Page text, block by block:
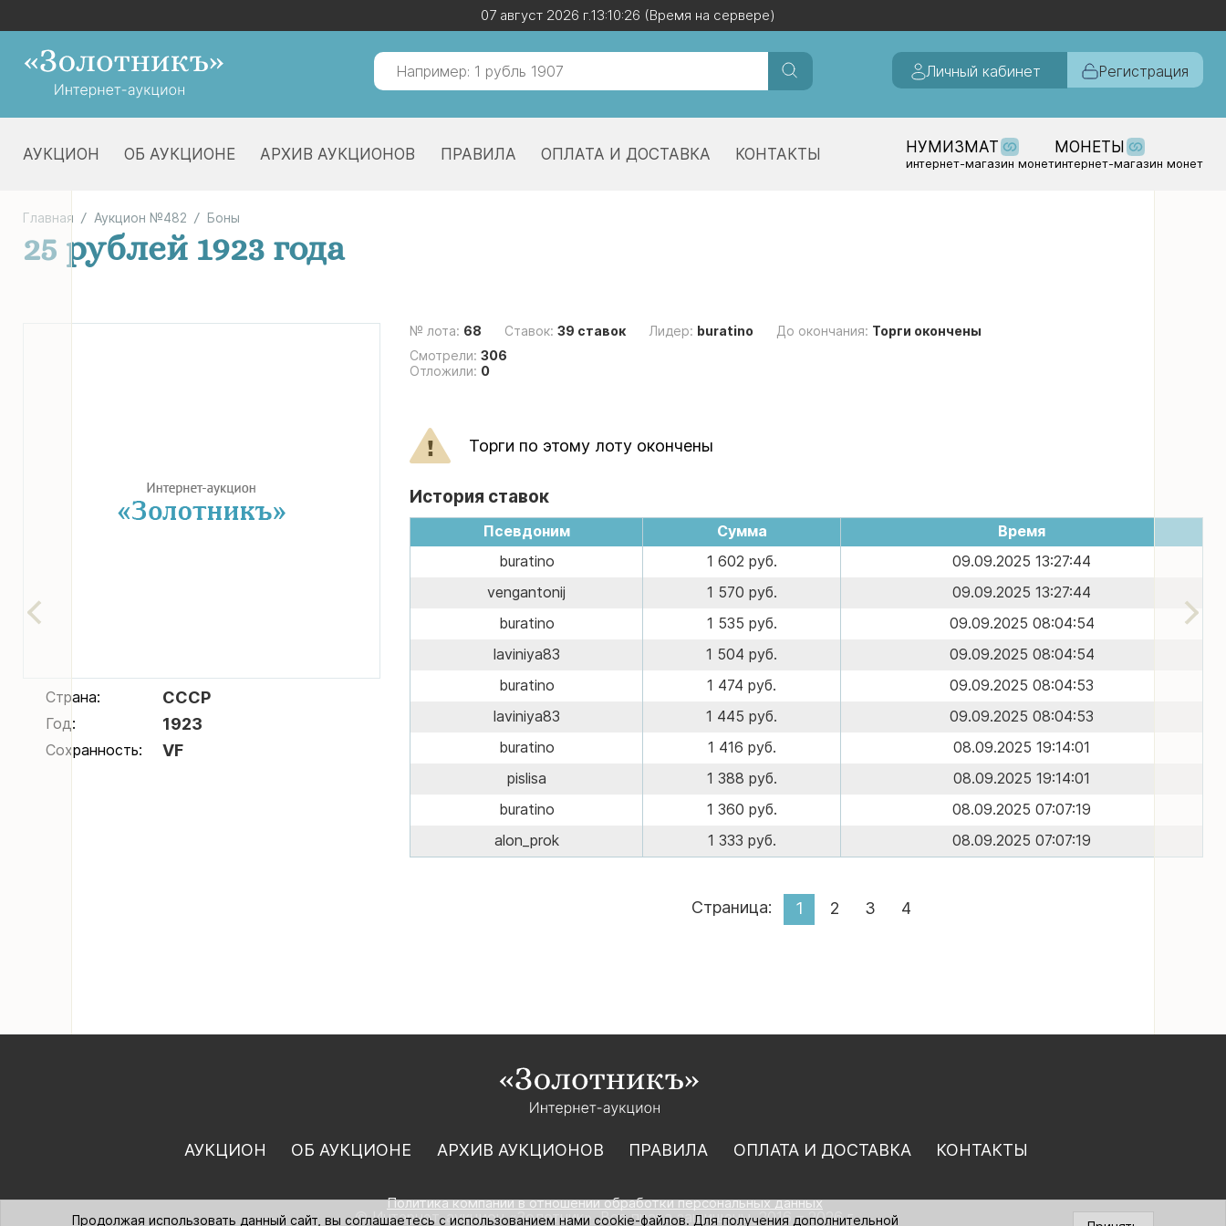
07 август 2026 г.13:10:27 (Время на сервере)
Личный кабинет Регистрация
АУКЦИОН ОБ АУКЦИОНЕ АРХИВ АУКЦИОНОВ ПРАВИЛА ОПЛАТА И ДОСТАВКА КОНТАКТЫ НУМИЗМАТ
интернет-магазин монет
МОНЕТЫ
интернет-магазин монет
07 август 2026 г.13:10:27 (Время на сервере)
Главная Аукцион №482 Боны
25 рублей 1923 года
Страна: СССР
Год: 1923
Сохранность: VF
№ лота: 68 Ставок: 39 ставок Лидер: buratino До окончания: Торги окончены
Смотрели: 306
Отложили: 0
Торги по этому лоту окончены
История ставок
Псевдоним Сумма
Время
buratino
1 602 руб.
09.09.2025 13:27:44
vengantonij
1 570 руб.
09.09.2025 13:27:44
buratino
1 535 руб.
09.09.2025 08:04:54
laviniya83
1 504 руб.
09.09.2025 08:04:54
buratino
1 474 руб.
09.09.2025 08:04:53
laviniya83
1 445 руб.
09.09.2025 08:04:53
buratino
1 416 руб.
08.09.2025 19:14:01
pislisa
1 388 руб.
08.09.2025 19:14:01
buratino
1 360 руб.
08.09.2025 07:07:19
alon_prok
1 333 руб. 08.09.2025 07:07:19
Страница: 1 2 3 4
АУКЦИОН ОБ АУКЦИОНЕ АРХИВ АУКЦИОНОВ ПРАВИЛА ОПЛАТА И ДОСТАВКА КОНТАКТЫ
Политика компании в отношении обработки персональных данных
© Интернет-аукцион «Золотник». Все права защищены. 2016 – 2026 г.
Продолжая использовать данный сайт, вы соглашаетесь с использованием нами cookie-файлов. Для получения дополнительной